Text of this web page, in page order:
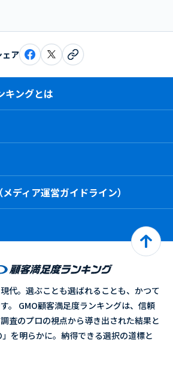
ェア
キングとは
ディア運営ガイドライン）
代。選ぶことも選ばれることも、かつて
。 GMO顧客満足度ランキングは、信頼
査のプロの視点から導き出された結果と
を明らかに。納得できる選択の道標と